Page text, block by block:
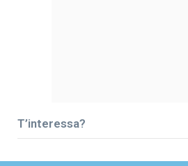
T’interessa?